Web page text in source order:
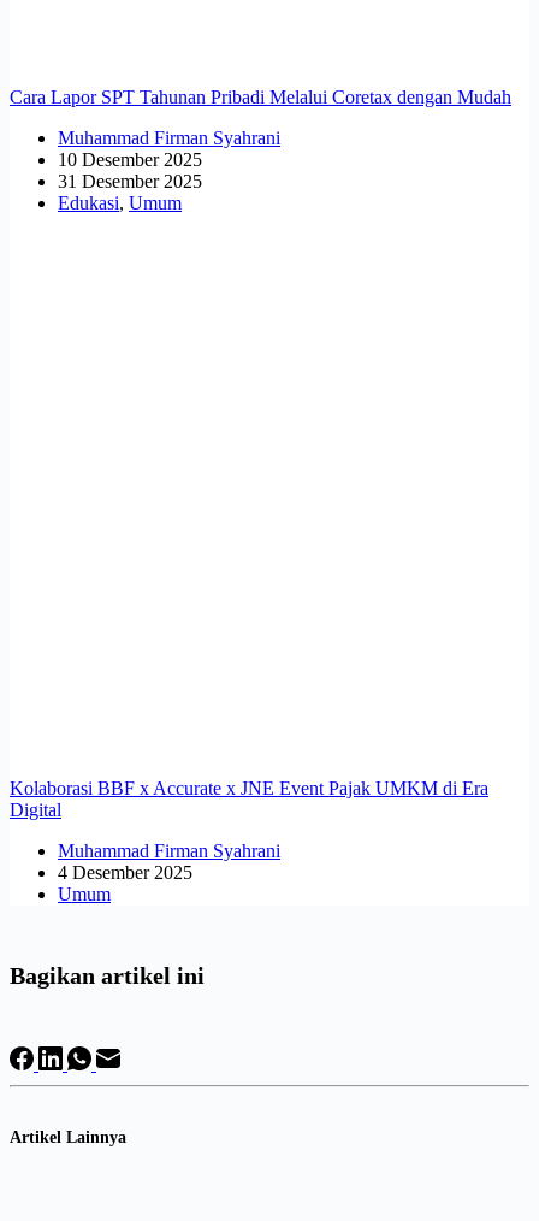
Cara Lapor SPT Tahunan Pribadi Melalui Coretax dengan Mudah
Muhammad Firman Syahrani
10 Desember 2025
31 Desember 2025
Edukasi, Umum
Kolaborasi BBF x Accurate x JNE Event Pajak UMKM di Era
Digital
Muhammad Firman Syahrani
4 Desember 2025
Umum
Bagikan artikel ini
Artikel Lainnya